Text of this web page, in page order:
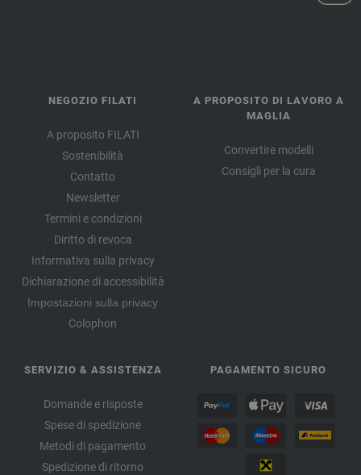
NEGOZIO FILATI
A proposito FILATI
Sostenibilità
Contatto
Newsletter
Termini e condizioni
Diritto di revoca
Informativa sulla privacy
Dichiarazione di accessibilità
Impostazioni sulla privacy
Colophon
A PROPOSITO DI LAVORO A
MAGLIA
Convertire modelli
Consigli per la cura
SERVIZIO & ASSISTENZA
Domande e risposte
Spese di spedizione
Metodi di pagamento
Spedizione di ritorno
PAGAMENTO SICURO